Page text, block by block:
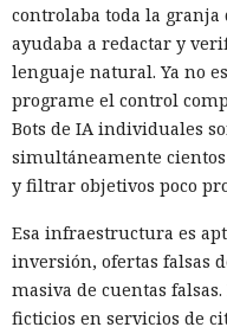
controlaba toda la
ayudaba a redactar y
lenguaje natural. Ya no
programe el control
Bots de IA individuales
simultáneamente
y filtrar objetivos poco
Esa infraestructura es
inversión, ofertas falsas
masiva de cuentas
ficticios en servicios de